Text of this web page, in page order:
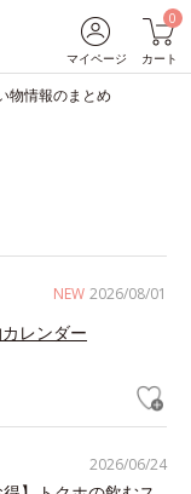
マイページ
0
カート
物情報のまとめ
NEW 2026/08/01
レンダー
2026/06/24